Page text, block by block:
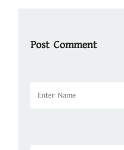
Post Comment